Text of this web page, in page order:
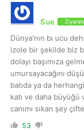
Sue
Dünya’nın bı ucu
izole bir şekilde biz
dolayı başımıza
umursayacağını
batıda ya da
katı ve daha
canımı sıkan şey
53